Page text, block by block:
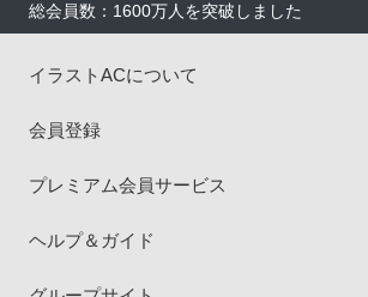
総会員数：1600万人を突破しました
イラストACについて
会員登録
プレミアム会員サービス
ヘルプ＆ガイド